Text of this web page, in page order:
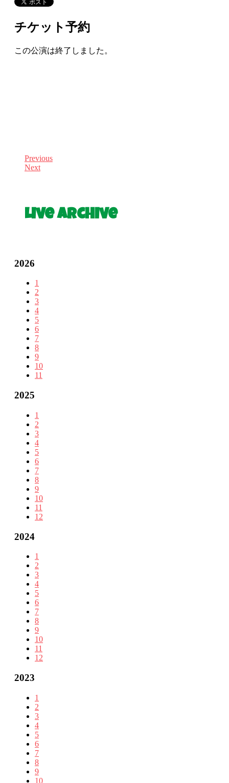
チケット予約
この公演は終了しました。
Previous
Next
Live Archive
2026
1
2
3
4
5
6
7
8
9
10
11
2025
1
2
3
4
5
6
7
8
9
10
11
12
2024
1
2
3
4
5
6
7
8
9
10
11
12
2023
1
2
3
4
5
6
7
8
9
10